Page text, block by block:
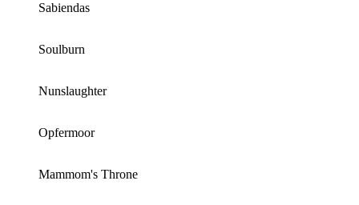
Sabiendas
Soulburn
Nunslaughter
Opfermoor
Mammom's Throne